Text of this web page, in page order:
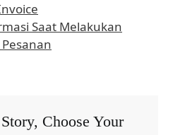
Saat Melakukan
Choose Your